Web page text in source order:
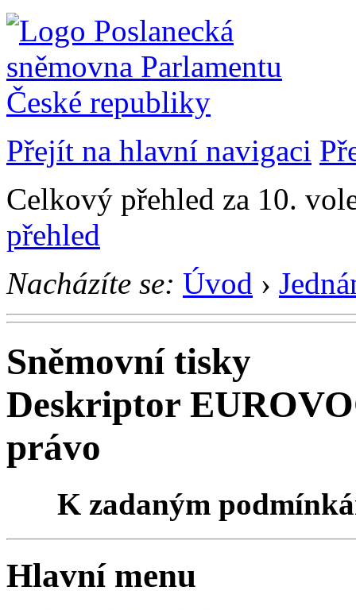
Přejít na hlavní navigaci
Celkový přehled za 10.
přehled
Nacházíte se: Úvod ›
Sněmovní tisky
Deskriptor
právo
K zadaným
Hlavní menu